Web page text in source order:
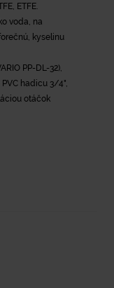
ETFE.
voda, na
kyselinu
PP-DL-32),
hadicu 3/4",
otáčok